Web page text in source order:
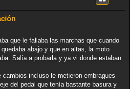
que le fallaba las marchas que cuando
abajo y que en altas, la moto
Salía a probarla y ya vi donde estaban
incluso le metieron embragues
del pedal que tenía bastante basura y